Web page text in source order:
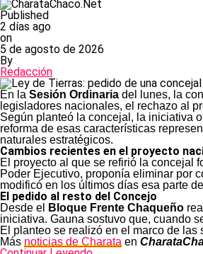
Published
2 días ago
on
5 de agosto de 2026
By
Redacción
En la Sesión Ordinaria del lunes, la
legisladores nacionales, el rechazo al
Según planteó la concejal, la iniciativa
reforma de esas características
naturales estratégicos.
Cambios recientes en el proyecto
El proyecto al que se refirió la concejal
Poder Ejecutivo, proponía eliminar por
modificó en los últimos días esa parte
El pedido al resto del Concejo
Desde el Bloque Frente Chaqueño
iniciativa. Gauna sostuvo que, cuando
El planteo se realizó en el marco de las
Más noticias de Charata en